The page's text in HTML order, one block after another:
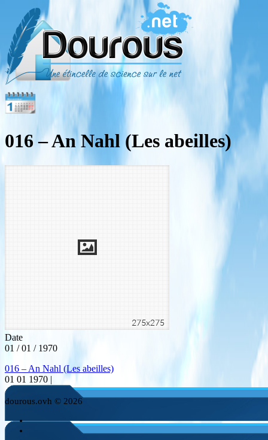
016 – An Nahl (Les abeilles)
Date
01 / 01 / 1970
016 – An Nahl (Les abeilles)
01 01 1970 |
dourous.ovh © 2026